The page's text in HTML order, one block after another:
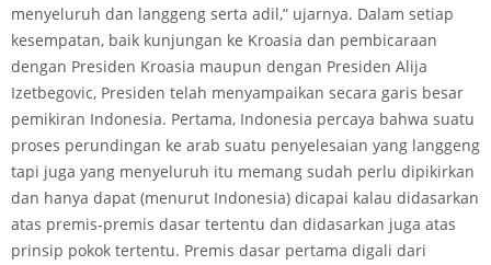
menyeluruh dan langgeng serta adil,” ujarnya. Dalam setiap
kesempatan, baik kunjungan ke Kroasia dan pembicaraan
dengan Presiden Kroasia maupun dengan Presiden Alija
Izetbegovic, Presiden telah menyampaikan secara garis besar
pemikiran Indonesia. Pertama, Indonesia percaya bahwa suatu
proses perundingan ke arab suatu penyelesaian yang langgeng
tapi juga yang menyeluruh itu memang sudah perlu dipikirkan
dan hanya dapat (menurut Indonesia) dicapai kalau didasarkan
atas premis-premis dasar tertentu dan didasarkan juga atas
prinsip pokok tertentu. Premis dasar pertama digali dari